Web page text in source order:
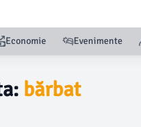
Economie Evenimente
bărbat